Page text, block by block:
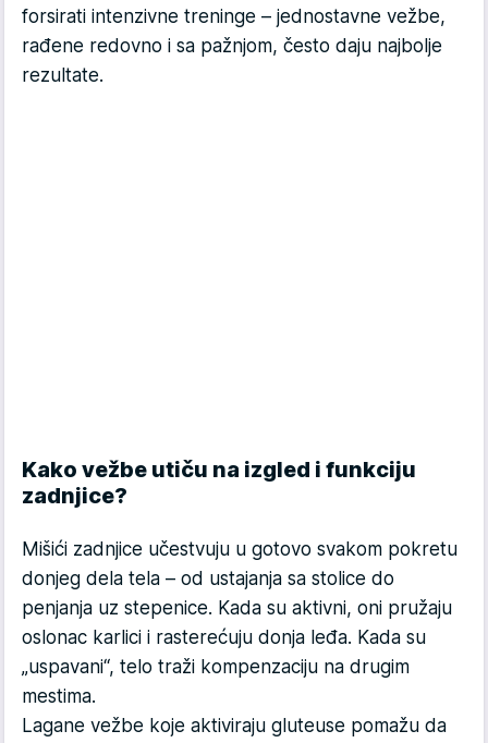
forsirati intenzivne treninge – jednostavne vežbe,
rađene redovno i sa pažnjom, često daju najbolje
rezultate.
Kako vežbe utiču na izgled i funkciju
zadnjice?
Mišići zadnjice učestvuju u gotovo svakom pokretu
donjeg dela tela – od ustajanja sa stolice do
penjanja uz stepenice. Kada su aktivni, oni pružaju
oslonac karlici i rasterećuju donja leđa. Kada su
„uspavani“, telo traži kompenzaciju na drugim
mestima.
Lagane vežbe koje aktiviraju gluteuse pomažu da